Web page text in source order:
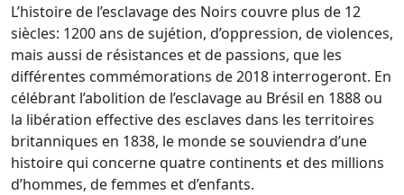
L’histoire de l’esclavage des Noirs couvre plus de 12
siècles: 1200 ans de sujétion, d’oppression, de violences,
mais aussi de résistances et de passions, que les
différentes commémorations de 2018 interrogeront. En
célébrant l’abolition de l’esclavage au Brésil en 1888 ou
la libération effective des esclaves dans les territoires
britanniques en 1838, le monde se souviendra d’une
histoire qui concerne quatre continents et des millions
d’hommes, de femmes et d’enfants.